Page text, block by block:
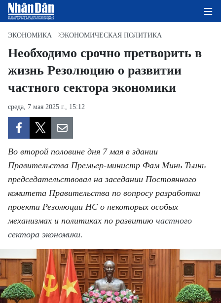
ГЛАВНАЯ СТРАНИЦА
ПОЛИТИКА
ДОБРО ПОЖАЛОВАТЬ ВО
ВЬЕТНАМ
В МИРЕ
ВСТРЕЧИ - ДИАЛОГИ
ЭКОНОМИКА ЭКОНОМИЧЕСКАЯ ПОЛИТИКА
Необходимо срочно претворить в
жизнь Резолюцию о развитии
частного сектора экономики
среда, 7 мая 2025 г., 15:12
Во второй половине дня 7 мая в здании
Правительства Премьер-министр Фам Минь Тьинь
председательствовал на заседании Постоянного
комитета Правительства по вопросу разработки
проекта Резолюции НС о некоторых особых
механизмах и политиках по развитию частного
сектора экономики.